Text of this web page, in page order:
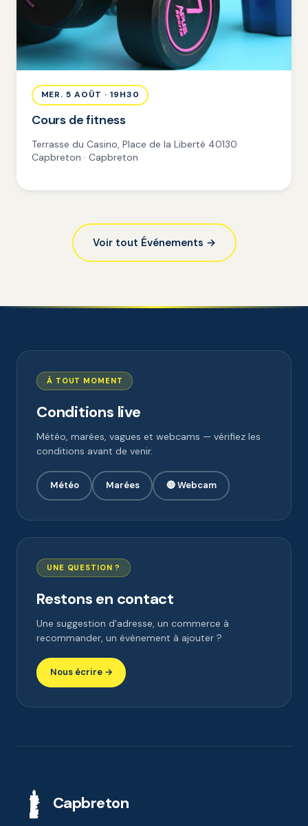
MER. 5 AOÛT · 19H30
Cours de fitness
Terrasse du Casino, Place de la Liberté 40130
Capbreton · Capbreton
Voir tout Événements →
À TOUT MOMENT
Conditions live
Météo, marées, vagues et webcams — vérifiez les
conditions avant de venir.
Météo Marées 🔴 Webcam
UNE QUESTION ?
Restons en contact
Une suggestion d'adresse, un commerce à
recommander, un évènement à ajouter ?
Nous écrire →
Capbreton